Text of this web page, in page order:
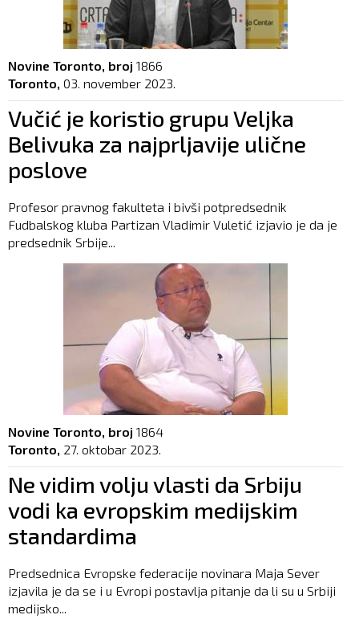
Novine Toronto, broj 1866
Toronto, 03. november 2023.
Vučić je koristio grupu Veljka
Belivuka za najprljavije ulične
poslove
Profesor pravnog fakulteta i bivši potpredsednik
Fudbalskog kluba Partizan Vladimir Vuletić izjavio je da je
predsednik Srbije...
Novine Toronto, broj 1864
Toronto, 27. oktobar 2023.
Ne vidim volju vlasti da Srbiju
vodi ka evropskim medijskim
standardima
Predsednica Evropske federacije novinara Maja Sever
izjavila je da se i u Evropi postavlja pitanje da li su u Srbiji
medijsko...